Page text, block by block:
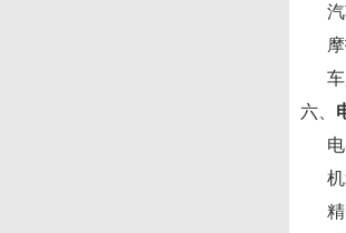
汽
摩
车
六、
电
机
精